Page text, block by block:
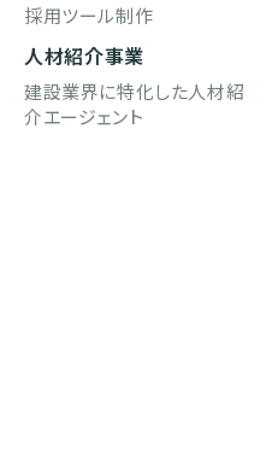
採用ツール制作
人材紹介事業
建設業界に特化した人材紹
介エージェント